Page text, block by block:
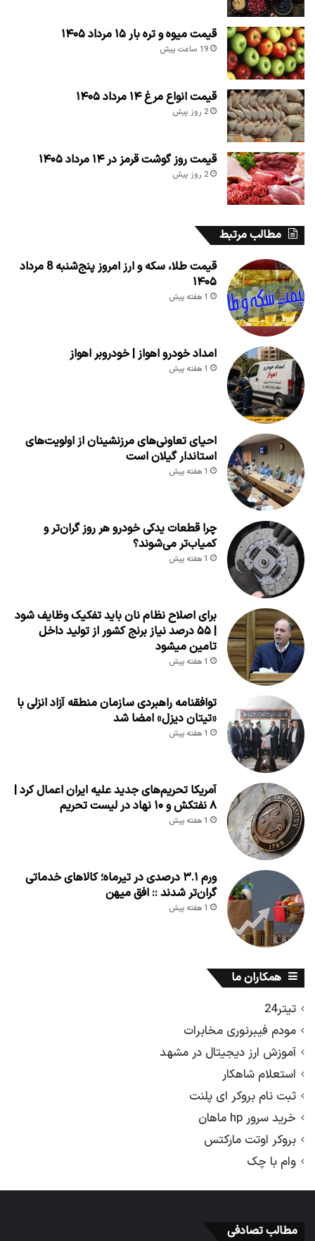
قیمت میوه و تره بار ۱۵ مرداد ۱۴۰۵
19 ساعت پیش
قیمت انواع مرغ ۱۴ مرداد ۱۴۰۵
2 روز پیش
قیمت روز گوشت قرمز در ۱۴ مرداد ۱۴۰۵
2 روز پیش
مطالب مرتبط
قیمت طلا، سکه و ارز امروز پنج‌شنبه 8 مرداد
۱۴۰۵
1 هفته پیش
امداد خودرو اهواز | خودروبر اهواز
1 هفته پیش
احیای تعاونی‌های مرزنشینان از اولویت‌های
استاندار گیلان است
1 هفته پیش
چرا قطعات یدکی خودرو هر روز گران‌تر و
کمیاب‌تر می‌شوند؟
1 هفته پیش
برای اصلاح نظام نان باید تفکیک وظایف شود
| ۵۵ درصد نیاز برنج کشور از تولید داخل
تامین میشود
1 هفته پیش
توافقنامه راهبردی سازمان منطقه آزاد انزلی با
«تیتان دیزل» امضا شد
1 هفته پیش
آمریکا تحریم‌های جدید علیه ایران اعمال کرد |
۸ نفتکش و ۱۰ نهاد در لیست تحریم
1 هفته پیش
ورم ۳.۱ درصدی در تیرماه؛ کالاهای خدماتی
گران‌تر شدند :: افق میهن
1 هفته پیش
همکاران ما
تیتر24
مودم فیبرنوری مخابرات
آموزش ارز دیجیتال در مشهد
استعلام شاهکار
ثبت نام بروکر ای پلنت
خرید سرور hp ماهان
بروکر اوتت مارکتس
وام با چک
مطالب تصادفی